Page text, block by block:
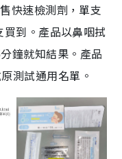
快速檢測劑，單支
到。產品以鼻咽拭
鐘就知結果。產品
測試通用名單。